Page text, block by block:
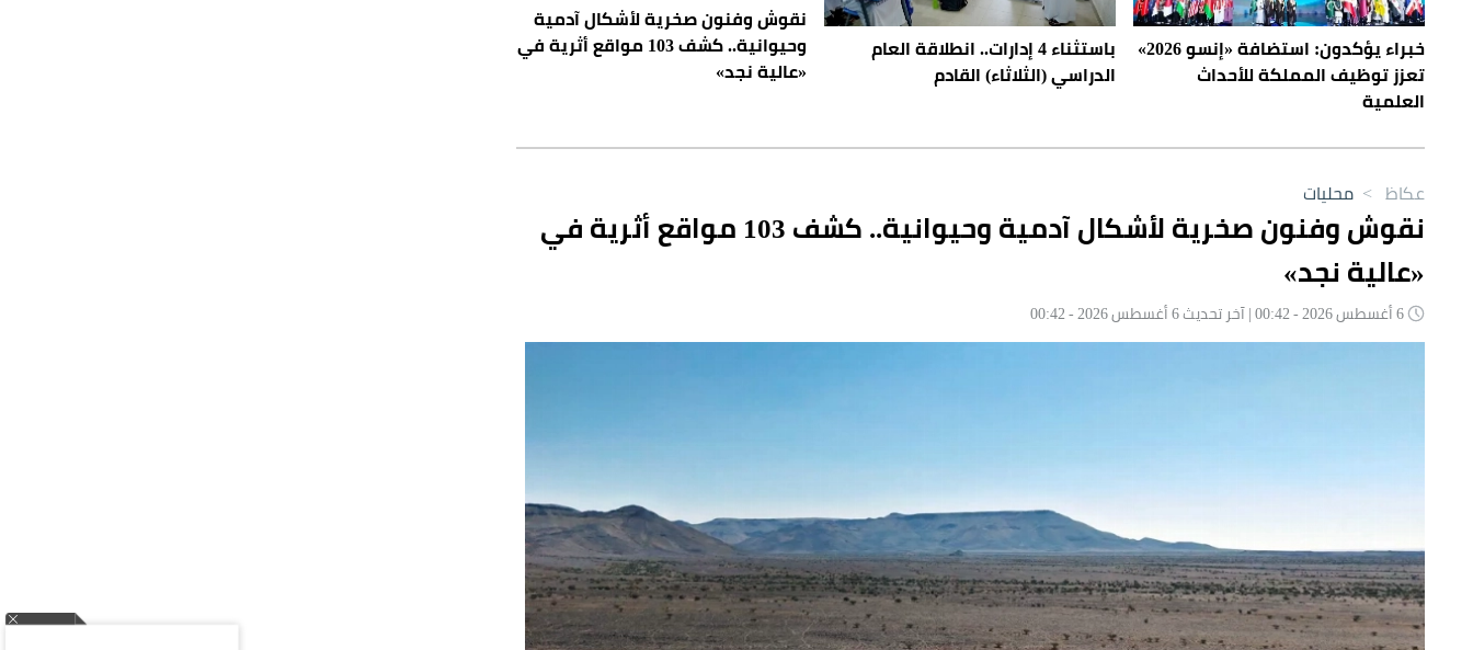
خبراء يؤكدون: استضافة «إنسو 2026»
تعزز توظيف المملكة للأحداث
العلمية
باستثناء 4 إدارات.. انطلاقة العام
الدراسي (الثلاثاء) القادم
نقوش وفنون صخرية لأشكال آدمية
وحيوانية.. كشف 103 مواقع أثرية في
«عالية نجد»
عكاظ > محليات
نقوش وفنون صخرية لأشكال آدمية وحيوانية.. كشف 103 مواقع أثرية في
«عالية نجد»